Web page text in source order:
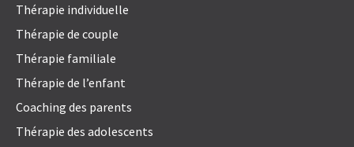
Thérapie individuelle
Thérapie de couple
Thérapie familiale
Thérapie de l’enfant
Coaching des parents
Thérapie des adolescents